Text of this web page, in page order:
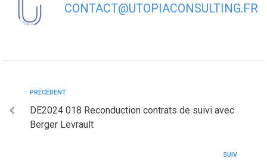
CONTACT@UTOPIACONSULTING.FR
PRÉCÉDENT
DE2024 018 Reconduction contrats de suivi avec
Berger Levrault
SUIV